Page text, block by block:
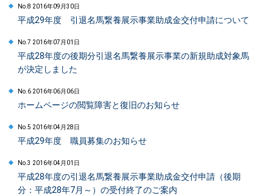
No.8 2016年09月30日
平成29年度 引退名馬繋養展示事業助成金交付申請について
No.7 2016年07月01日
平成28年度の後期分引退名馬繋養展示事業の新規助成対象馬
が決定しました
No.6 2016年06月06日
ホームページの閲覧障害と復旧のお知らせ
No.5 2016年04月28日
平成29年度 職員募集のお知らせ
No.3 2016年04月01日
平成28年度の引退名馬繋養展示事業助成金交付申請（後期
分：平成28年7月～）の受付終了のご案内